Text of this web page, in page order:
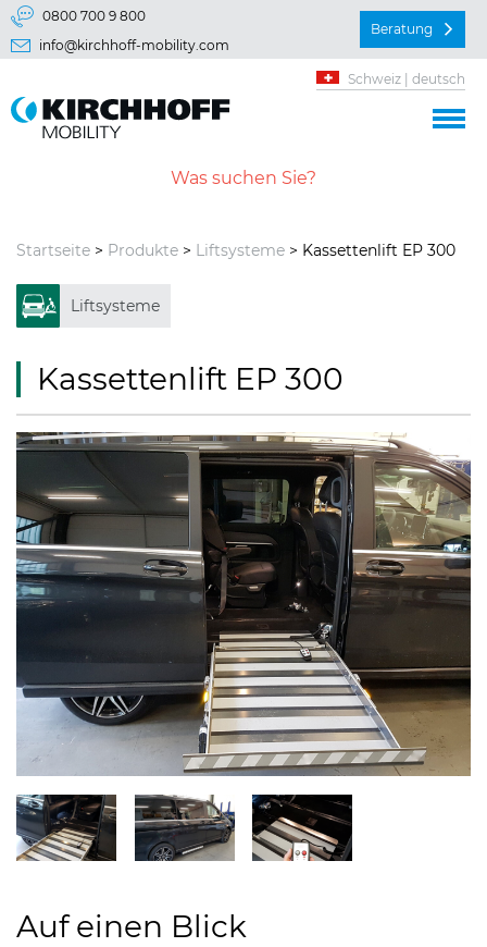
Springe direkt zu:
Hauptmenü
0800 700 9 800
info@kirchhoff-mobility.com
Beratung
Schweiz | deutsch
Startseite > Produkte > Liftsysteme > Kassettenlift EP 300
Liftsysteme
Kassettenlift EP 300
Auf einen Blick